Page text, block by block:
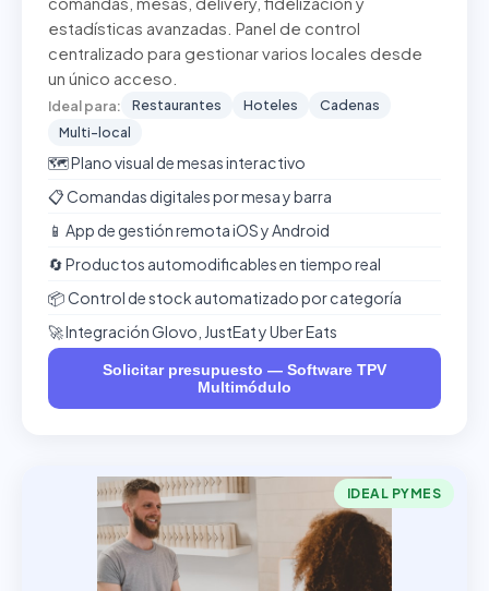
estadísticas avanzadas. Panel de control
centralizado para gestionar varios locales desde
un único acceso.
Ideal para: Restaurantes Hoteles
Cadenas
Multi-local
🗺️ Plano visual de mesas interactivo
📋 Comandas digitales por mesa y barra
📱 App de gestión remota iOS y Android
🔄 Productos automodificables en tiempo real
📦 Control de stock automatizado por categoría
🚀 Integración Glovo, JustEat y Uber Eats
Solicitar presupuesto — Software TPV
Multimódulo
IDEAL PYMES